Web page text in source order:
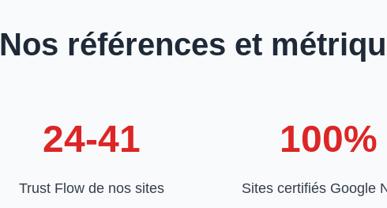
Nos références et
24-41
Trust Flow de nos sites
100%
Sites certifiés Google